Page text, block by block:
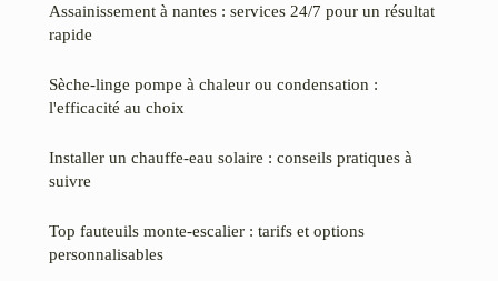
Assainissement à nantes : services 24/7 pour un résultat
rapide
Sèche-linge pompe à chaleur ou condensation :
l'efficacité au choix
Installer un chauffe-eau solaire : conseils pratiques à
suivre
Top fauteuils monte-escalier : tarifs et options
personnalisables